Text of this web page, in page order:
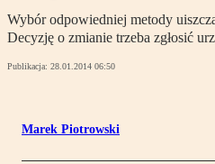
Wybór odpowiedniej metody
Decyzję o zmianie trzeba zgłosić
Publikacja: 28.01.2014 06:50
Marek Piotrowski